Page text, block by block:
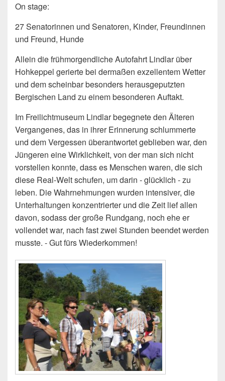
On stage:
27 Senatorinnen und Senatoren, Kinder, Freundinnen
und Freund, Hunde
Allein die frühmorgendliche Autofahrt Lindlar über
Hohkeppel gerierte bei dermaßen exzellentem Wetter
und dem scheinbar besonders herausgeputzten
Bergischen Land zu einem besonderen Auftakt.
Im Freilichtmuseum Lindlar begegnete den Älteren
Vergangenes, das in ihrer Erinnerung schlummerte
und dem Vergessen überantwortet geblieben war, den
Jüngeren eine Wirklichkeit, von der man sich nicht
vorstellen konnte, dass es Menschen waren, die sich
diese Real-Welt schufen, um darin - glücklich - zu
leben. Die Wahrnehmungen wurden intensiver, die
Unterhaltungen konzentrierter und die Zeit lief allen
davon, sodass der große Rundgang, noch ehe er
vollendet war, nach fast zwei Stunden beendet werden
musste. - Gut fürs Wiederkommen!